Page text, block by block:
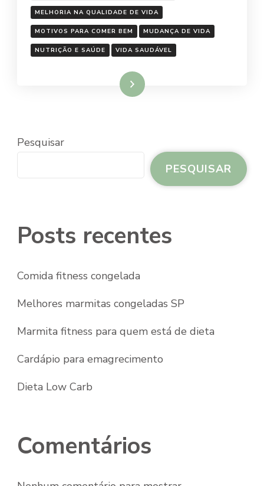
MELHORIA NA QUALIDADE DE VIDA
MOTIVOS PARA COMER BEM MUDANÇA DE VIDA
NUTRIÇÃO E SAÚDE VIDA SAUDÁVEL
Ler mais
Pesquisar
PESQUISAR
Posts recentes
Comida fitness congelada
Melhores marmitas congeladas SP
Marmita fitness para quem está de dieta
Cardápio para emagrecimento
Dieta Low Carb
Comentários